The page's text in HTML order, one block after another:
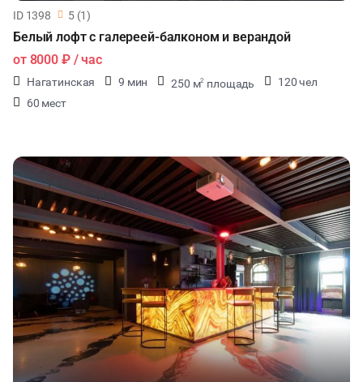
ID 1398 5 (1)
Белый лофт с галереей-балконом и верандой
от 8000 ₽/ час
Нагатинская 9 мин 250 м2 площадь
120 чел
60 мест